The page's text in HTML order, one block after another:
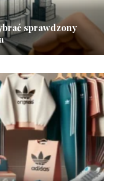
sprawdzony